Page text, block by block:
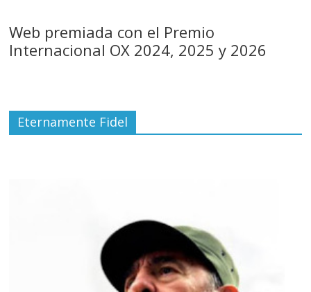
Web premiada con el Premio
Internacional OX 2024, 2025 y 2026
Eternamente Fidel